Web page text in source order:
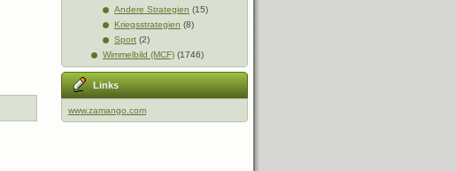
Andere Strategien (15)
Kriegsstrategien (8)
Sport (2)
Wimmelbild (MCF) (1746)
Links
www.zamango.com